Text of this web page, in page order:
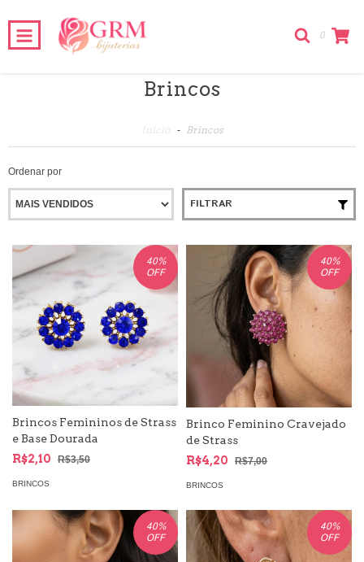
0
Brincos
- Brincos
Ordenar por
FILTRAR
40%
OFF
Brincos Femininos de Strass
e Base Dourada
R$2,10
R$3,50
BRINCOS
40%
OFF
Brinco Feminino Cravejado
de Strass
R$4,20
R$7,00
BRINCOS
40%
OFF
40%
OFF